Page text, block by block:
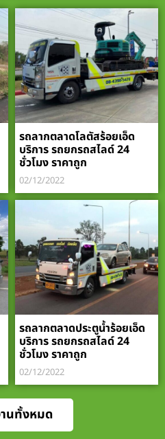
รถลากตลาดโลตัสร้อยเอ็ด
บริการ รถยกรถสไลด์ 24
ชั่วโมง ราคาถูก
02/12/2022
รถลากตลาดประตูน้ำร้อยเอ็ด
บริการ รถยกรถสไลด์ 24
ชั่วโมง ราคาถูก
02/12/2022
นทั้งหมด